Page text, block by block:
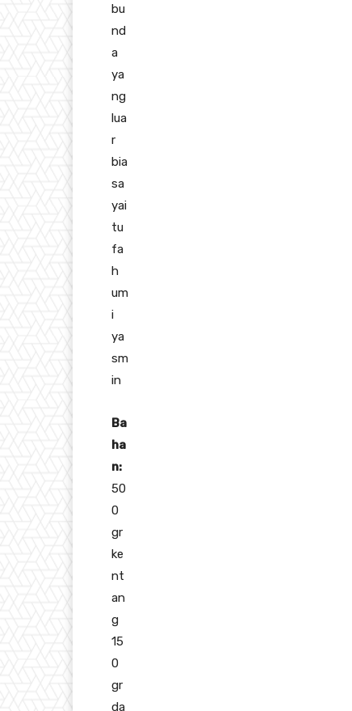
bu
nd
a
ya
ng
lua
r
bia
sa
yai
tu
fa
h
um
i
ya
sm
in
Ba
ha
n:
50
0
gr
ke
nt
an
g
15
0
gr
da